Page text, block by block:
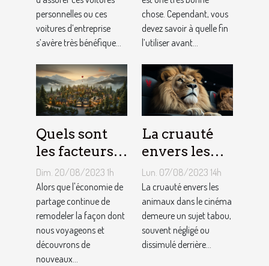
bénéfique ?
personnelles ou ces
voitures d’entreprise
s’avère très bénéfique...
gym ?
chose. Cependant, vous
devez savoir à quelle fin
l’utiliser avant...
Quels sont
les facteurs
qui sous-
tendent la
tarification
des services
de
conciergerie
Dim. 20/08/2023 1h
Alors que l'économie de
partage continue de
remodeler la façon dont
nous voyageons et
découvrons de
nouveaux...
La cruauté
envers les
animaux
dans le
cinéma : un
sujet tabou
Lun. 07/08/2023 14h
La cruauté envers les
animaux dans le cinéma
demeure un sujet tabou,
souvent négligé ou
dissimulé derrière...